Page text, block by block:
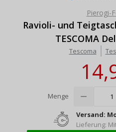
Pierogi-
Ravioli- und
TESCOMA
Tescoma
Menge
Versand:
Lieferung: